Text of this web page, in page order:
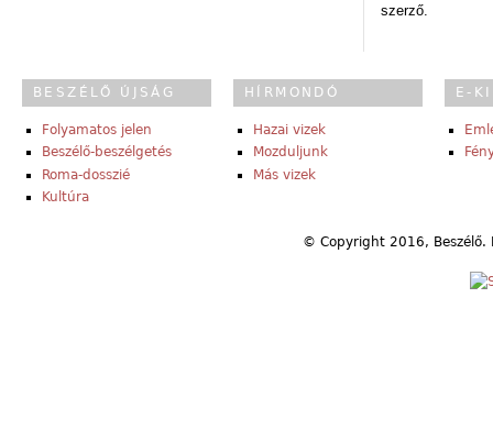
szerző.
BESZÉLŐ ÚJSÁG
Folyamatos jelen
Beszélő-beszélgetés
Roma-dosszié
Kultúra
HÍRMONDÓ
Hazai vizek
Mozduljunk
Más vizek
E-
© Copyright 2016,